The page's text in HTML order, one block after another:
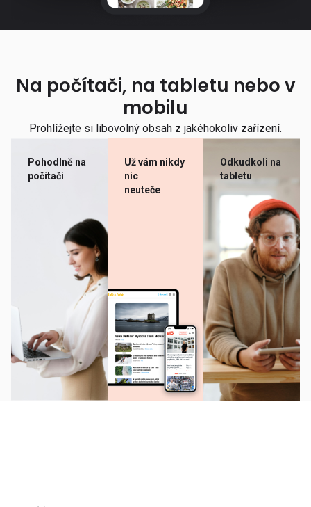
Na počítači, na tabletu nebo v
mobilu
Prohlížejte si libovolný obsah z jakéhokoliv zařízení.
Pohodlně na
počítači
Už vám nikdy
nic
neuteče
Odkudkoli na
tabletu